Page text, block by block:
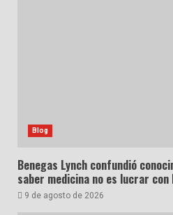
Blog
Benegas Lynch confundió
saber medicina no es lucrar con
9 de agosto de 2026